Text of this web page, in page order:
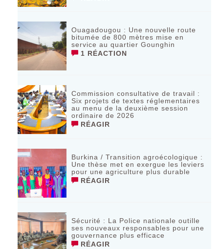
Ouagadougou : Une nouvelle route
bitumée de 800 mètres mise en
service au quartier Gounghin
1 RÉACTION
Commission consultative de travail :
Six projets de textes réglementaires
au menu de la deuxième session
ordinaire de 2026
RÉAGIR
Burkina / Transition agroécologique :
Une thèse met en exergue les leviers
pour une agriculture plus durable
RÉAGIR
Sécurité : La Police nationale outille
ses nouveaux responsables pour une
gouvernance plus efficace
RÉAGIR